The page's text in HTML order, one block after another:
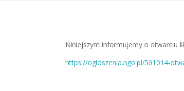
Niniejszym informujemy o otwarciu
https://ogloszenia.ngo.pl/501014-